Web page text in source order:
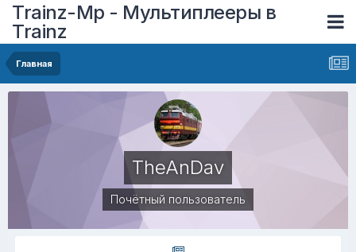
Trainz-Mp - Мультиплееры в
Trainz
Главная
TheAnDav
Почётный пользователь